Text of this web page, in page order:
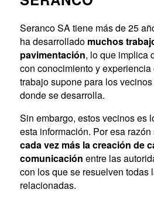
Seranco SA tiene más de 25
ha desarrollado muchos
pavimentación, lo que implica
con conocimiento y
trabajo supone para los
donde se desarrolla.
Sin embargo, estos vecinos es
esta información. Por esa razón
cada vez más la creación de
comunicación entre las
con los que se resuelven todas
relacionadas.